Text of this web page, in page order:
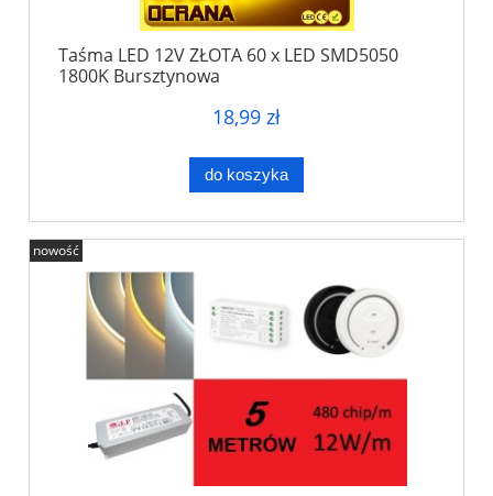
Taśma LED 12V ZŁOTA 60 x LED SMD5050
1800K Bursztynowa
18,99 zł
do koszyka
nowość